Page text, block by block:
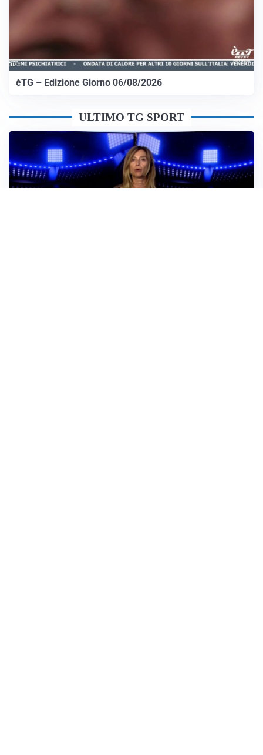
èTG – Edizione Giorno 06/08/2026
ULTIMO TG SPORT